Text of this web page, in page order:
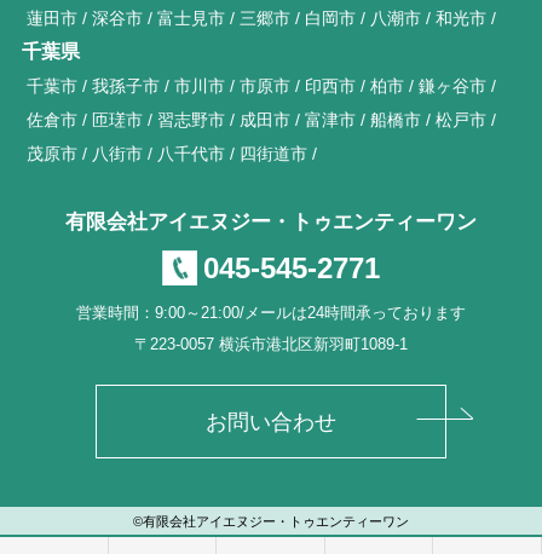
蓮田市
深谷市 富士見市 三郷市 白岡市 八潮市 和光市
千葉県
千葉市 我孫子市 市川市 市原市 印西市 柏市
鎌ヶ谷市
佐倉市
匝瑳市 習志野市 成田市 富津市 船橋市
松戸市
茂原市
八街市 八千代市 四街道市
有限会社アイエヌジー・トゥエンティーワン
045-545-2771
営業時間：9:00～21:00/メールは24時間承っております
〒223-0057 横浜市港北区新羽町1089-1
お問い合わせ
©有限会社アイエヌジー・トゥエンティーワン